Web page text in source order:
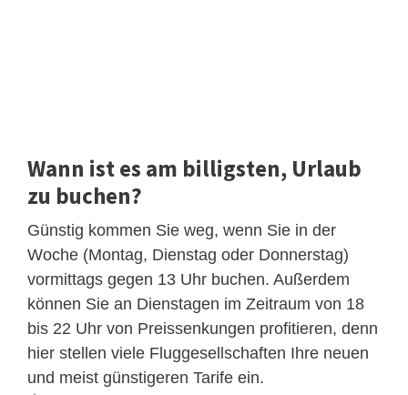
Wann ist es am billigsten, Urlaub
zu buchen?
Günstig kommen Sie weg, wenn Sie in der
Woche (Montag, Dienstag oder Donnerstag)
vormittags gegen 13 Uhr buchen. Außerdem
können Sie an Dienstagen im Zeitraum von 18
bis 22 Uhr von Preissenkungen profitieren, denn
hier stellen viele Fluggesellschaften Ihre neuen
und meist günstigeren Tarife ein.